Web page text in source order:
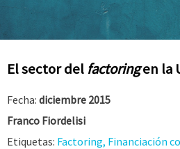
El sector del factoringen la
Fecha: diciembre 2015
Franco Fiordelisi
Etiquetas: Factoring, Financiación